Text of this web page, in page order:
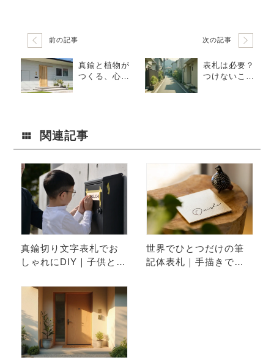
前の記事
真鍮と植物が
つくる、心地
次の記事
表札は必要？
つけないこと
関連記事
真鍮切り文字表札でお
しゃれにDIY｜子供と楽
世界でひとつだけの筆
記体表札｜手描きで生